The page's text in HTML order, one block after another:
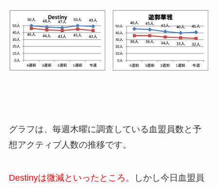
グラフは、毎週木曜に調査している血盟員数と予
想アクティブ人数の推移です。
Destinyは微減といったところ。
しかし今日血盟員